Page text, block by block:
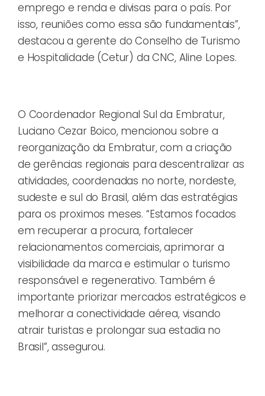
emprego e renda e divisas para o país. Por
isso, reuniões como essa são fundamentais”,
destacou a gerente do Conselho de Turismo
e Hospitalidade (Cetur) da CNC, Aline Lopes.
O Coordenador Regional Sul da Embratur,
Luciano Cezar Boico, mencionou sobre a
reorganização da Embratur, com a criação
de gerências regionais para descentralizar as
atividades, coordenadas no norte, nordeste,
sudeste e sul do Brasil, além das estratégias
para os proximos meses. “Estamos focados
em recuperar a procura, fortalecer
relacionamentos comerciais, aprimorar a
visibilidade da marca e estimular o turismo
responsável e regenerativo. Também é
importante priorizar mercados estratégicos e
melhorar a conectividade aérea, visando
atrair turistas e prolongar sua estadia no
Brasil”, assegurou.